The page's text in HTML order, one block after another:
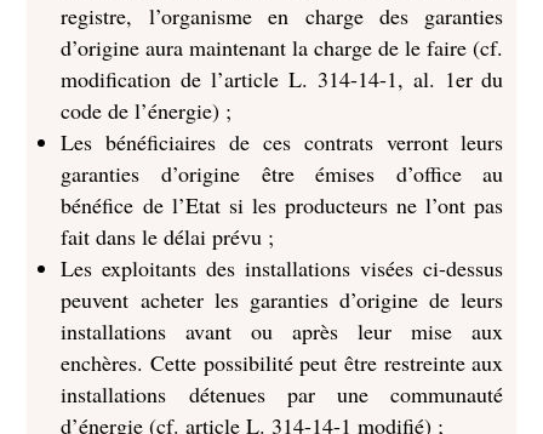
registre, l’organisme en charge des garanties
d’origine aura maintenant la charge de le faire (cf.
modification de l’article L. 314-14-1, al. 1er du
code de l’énergie) ;
Les bénéficiaires de ces contrats verront leurs
garanties d’origine être émises d’office au
bénéfice de l’Etat si les producteurs ne l’ont pas
fait dans le délai prévu ;
Les exploitants des installations visées ci-dessus
peuvent acheter les garanties d’origine de leurs
installations avant ou après leur mise aux
enchères. Cette possibilité peut être restreinte aux
installations détenues par une communauté
d’énergie (cf. article L. 314-14-1 modifié) ;